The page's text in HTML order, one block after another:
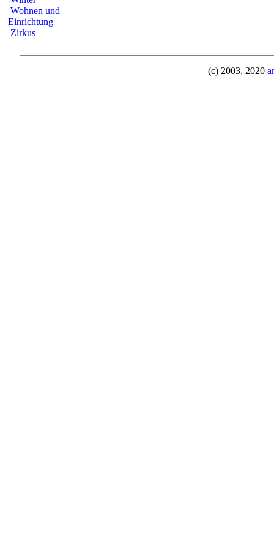
Wohnen und
Einrichtung
Zirkus
(c) 2003, 2020